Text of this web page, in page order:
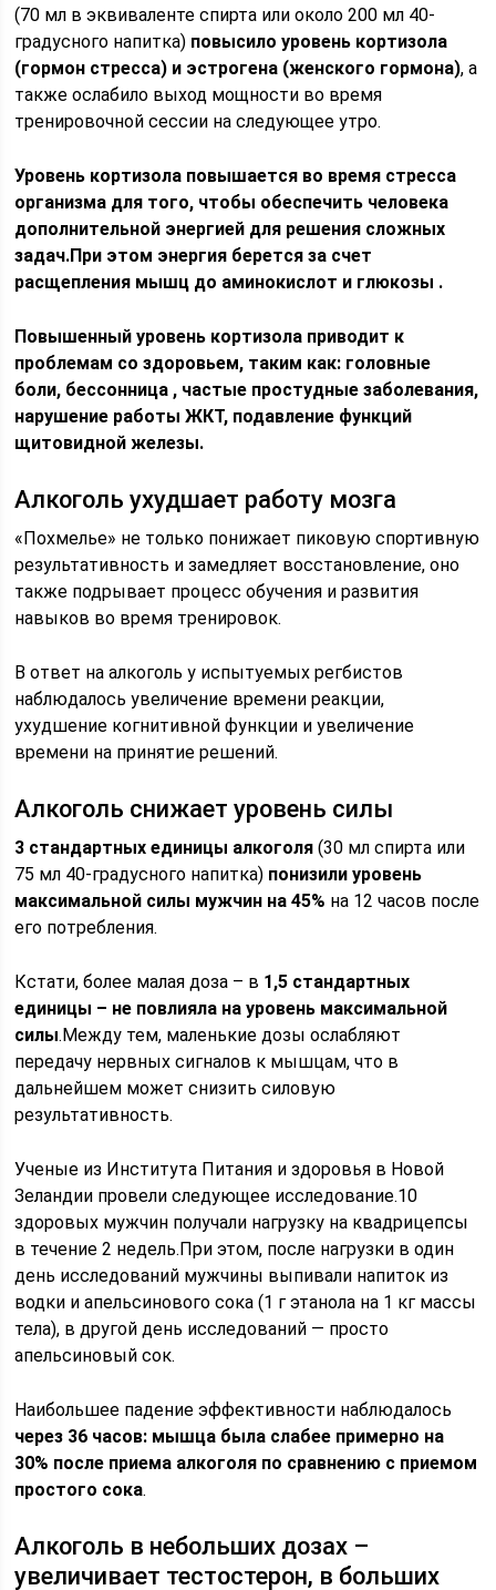
(70 мл в эквиваленте спирта или около 200 мл 40-
градусного напитка) повысило уровень кортизола
(гормон стресса) и эстрогена (женского гормона), а
также ослабило выход мощности во время
тренировочной сессии на следующее утро.
Уровень кортизола повышается во время стресса
организма для того, чтобы обеспечить человека
дополнительной энергией для решения сложных
задач.При этом энергия берется за счет
расщепления мышц до аминокислот и глюкозы .
Повышенный уровень кортизола приводит к
проблемам со здоровьем, таким как: головные
боли, бессонница , частые простудные заболевания,
нарушение работы ЖКТ, подавление функций
щитовидной железы.
Алкоголь ухудшает работу мозга
«Похмелье» не только понижает пиковую спортивную
результативность и замедляет восстановление, оно
также подрывает процесс обучения и развития
навыков во время тренировок.
В ответ на алкоголь у испытуемых регбистов
наблюдалось увеличение времени реакции,
ухудшение когнитивной функции и увеличение
времени на принятие решений.
Алкоголь снижает уровень силы
3 стандартных единицы алкоголя (30 мл спирта или
75 мл 40-градусного напитка) понизили уровень
максимальной силы мужчин на 45% на 12 часов после
его потребления.
Кстати, более малая доза – в 1,5 стандартных
единицы – не повлияла на уровень максимальной
силы.Между тем, маленькие дозы ослабляют
передачу нервных сигналов к мышцам, что в
дальнейшем может снизить силовую
результативность.
Ученые из Института Питания и здоровья в Новой
Зеландии провели следующее исследование.10
здоровых мужчин получали нагрузку на квадрицепсы
в течение 2 недель.При этом, после нагрузки в один
день исследований мужчины выпивали напиток из
водки и апельсинового сока (1 г этанола на 1 кг массы
тела), в другой день исследований — просто
апельсиновый сок.
Наибольшее падение эффективности наблюдалось
через 36 часов: мышца была слабее примерно на
30% после приема алкоголя по сравнению с приемом
простого сока.
Алкоголь в небольших дозах –
увеличивает тестостерон, в больших